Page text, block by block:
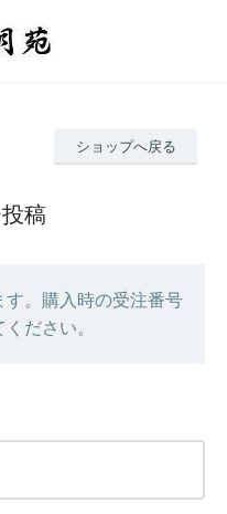
ショップへ戻る
稿
す。購入時の受注番号
ださい。